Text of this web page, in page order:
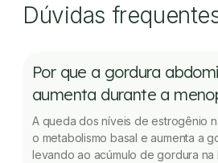
Dúvidas
Por que a gordura
aumenta durante a
A queda dos níveis de estrogênio
o metabolismo basal e aumenta a
levando ao acúmulo de gordura na